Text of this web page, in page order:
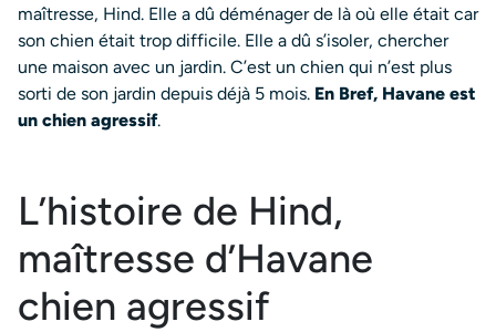
maîtresse, Hind. Elle a dû déménager de là où elle était car
son chien était trop difficile. Elle a dû s’isoler, chercher
une maison avec un jardin. C’est un chien qui n’est plus
sorti de son jardin depuis déjà 5 mois. En Bref, Havane est
un chien agressif.
L’histoire de Hind,
maîtresse d’Havane
chien agressif